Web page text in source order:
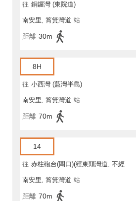
往 銅鑼灣 (東院道)
南安里, 筲箕灣道 站
距離 30m
8H
往 小西灣 (藍灣半島)
南安里, 筲箕灣道 站
距離 70m
14
往 赤柱砲台(閘口)(經東頭灣道, 不經
馬坑)
南安里, 筲箕灣道 站
距離 70m